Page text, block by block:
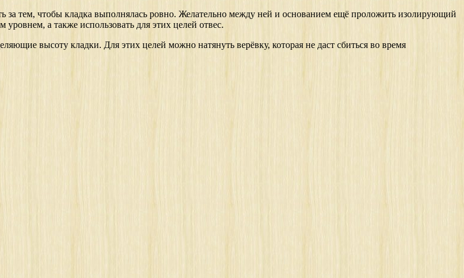
тем, чтобы кладка выполнялась ровно. Желательно между ней и основанием ещё проложить изолирующий
а также использовать для этих целей отвес.
высоту кладки. Для этих целей можно натянуть верёвку, которая не даст сбиться во время